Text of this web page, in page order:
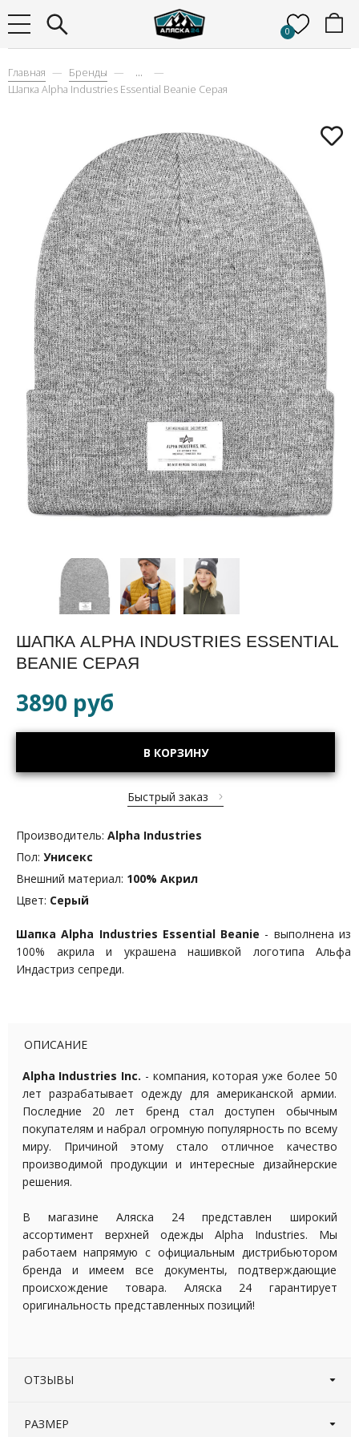
0
Главная Бренды
...
Шапка Alpha Industries Essential Beanie Серая
ШАПКА ALPHA INDUSTRIES ESSENTIAL
BEANIE СЕРАЯ
3890 руб
В КОРЗИНУ
Быстрый заказ
Производитель: Alpha Industries
Пол: Унисекс
Внешний материал: 100% Акрил
Цвет: Серый
Шапка Alpha Industries Essential Beanie - выполнена из
100% акрила и украшена нашивкой логотипа Альфа
Индастриз сепреди.
ОПИСАНИЕ
Alpha Industries Inc. - компания, которая уже более 50
лет разрабатывает одежду для американской армии.
Последние 20 лет бренд стал доступен обычным
покупателям и набрал огромную популярность по всему
миру. Причиной этому стало отличное качество
производимой продукции и интересные дизайнерские
решения.
В магазине Аляска 24 представлен широкий
ассортимент верхней одежды Alpha Industries. Мы
работаем напрямую с официальным дистрибьютором
бренда и имеем все документы, подтверждающие
происхождение товара. Аляска 24 гарантирует
оригинальность представленных позиций!
ОТЗЫВЫ
Оставьте первый отзыв!
РАЗМЕР